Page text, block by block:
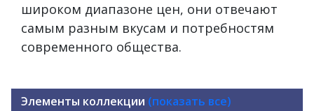
широком диапазоне цен, они отвечают
самым разным вкусам и потребностям
современного общества.
Элементы коллекции (показать все)